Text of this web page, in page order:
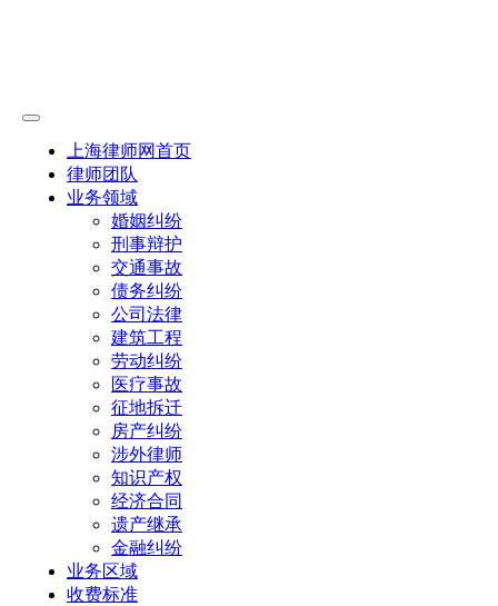
上海律师网首页
律师团队
业务领域
婚姻纠纷
刑事辩护
交通事故
债务纠纷
公司法律
建筑工程
劳动纠纷
医疗事故
征地拆迁
房产纠纷
涉外律师
知识产权
经济合同
遗产继承
金融纠纷
业务区域
收费标准